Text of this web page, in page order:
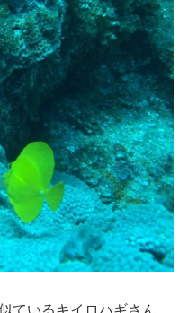
ているキイロハギさん